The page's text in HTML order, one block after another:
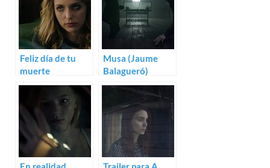
Feliz día de tu
muerte
(Christopher
Musa (Jaume
Balagueró)